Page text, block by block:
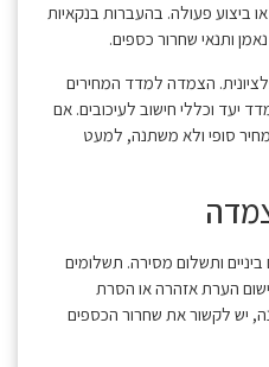
ביצוע פעולה. בהעברות בנקאיות
ותנאי שחרור כספים.
הצמדה למדד המחירים
יעד וכללי חישוב לעיכובים. אם
סופי ולא משתנה, למעט
ותשלום מסירה. תשלומים
הערת אזהרה או הסרת
יש לקשור את שחרור הכספים